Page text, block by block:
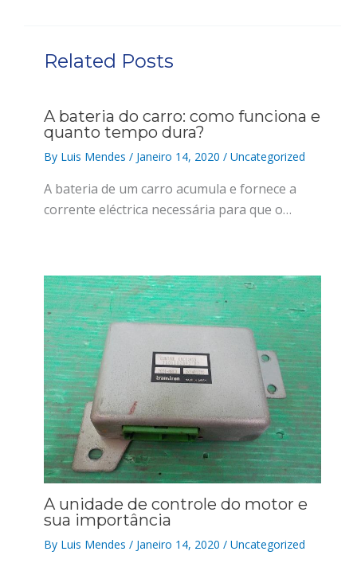
Related Posts
A bateria do carro: como funciona e
quanto tempo dura?
By Luis Mendes / Janeiro 14, 2020 / Uncategorized
A bateria de um carro acumula e fornece a
corrente eléctrica necessária para que o…
A unidade de controle do motor e
sua importância
By Luis Mendes / Janeiro 14, 2020 / Uncategorized